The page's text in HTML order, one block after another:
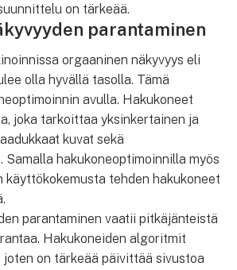
on tärkeää.
parantaminen
orgaaninen näkyvyys eli
olla hyvällä tasolla. Tämä
avulla. Hakukoneet
joka tarkoittaa yksinkertainen ja
kuvat sekä
Samalla hakukoneoptimoinnilla myös
tehden hakukoneet
parantaminen vaatii pitkäjänteistä
Hakukoneiden algoritmit
on tärkeää päivittää sivustoa